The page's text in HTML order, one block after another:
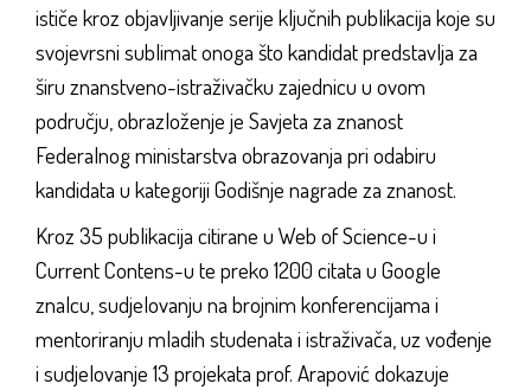
ističe kroz objavljivanje serije ključnih publikacija koje su
svojevrsni sublimat onoga što kandidat predstavlja za
širu znanstveno-istraživačku zajednicu u ovom
području, obrazloženje je Savjeta za znanost
Federalnog ministarstva obrazovanja pri odabiru
kandidata u kategoriji Godišnje nagrade za znanost.
Kroz 35 publikacija citirane u Web of Science-u i
Current Contens-u te preko 1200 citata u Google
znalcu, sudjelovanju na brojnim konferencijama i
mentoriranju mladih studenata i istraživača, uz vođenje
i sudjelovanje 13 projekata prof. Arapović dokazuje